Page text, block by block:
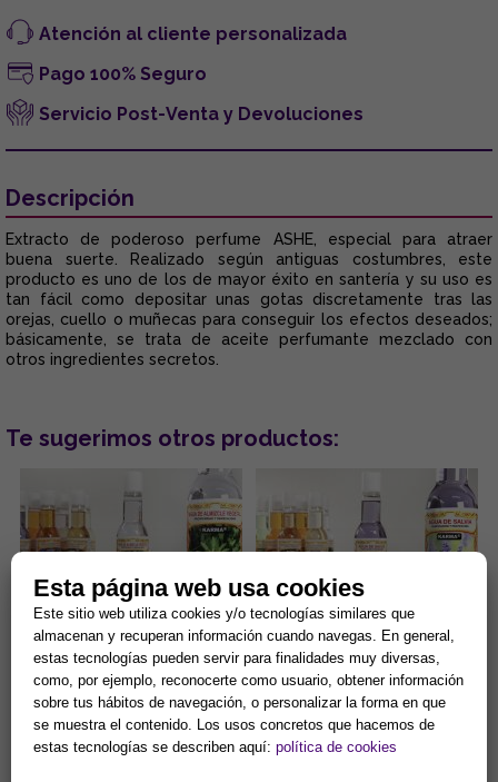
Atención al cliente personalizada
Pago 100% Seguro
Servicio Post-Venta y Devoluciones
Descripción
Extracto de poderoso perfume ASHE, especial para atraer
buena suerte. Realizado según antiguas costumbres, este
producto es uno de los de mayor éxito en santería y su uso es
tan fácil como depositar unas gotas discretamente tras las
orejas, cuello o muñecas para conseguir los efectos deseados;
básicamente, se trata de aceite perfumante mezclado con
otros ingredientes secretos.
Te sugerimos otros productos:
AGUA DE ALMIZCLE VEGETAL
200 ml. (PROSPERIDAD Y
SENSUALIDAD))
Válido para uso tópico. ...
AGUA DE SALVIA 200 ml.
(PURIFICACION Y
PROTECCION)
Válido para uso tópico. ...
Esta página web usa cookies
Este sitio web utiliza cookies y/o tecnologías similares que
almacenan y recuperan información cuando navegas. En general,
estas tecnologías pueden servir para finalidades muy diversas,
como, por ejemplo, reconocerte como usuario, obtener información
sobre tus hábitos de navegación, o personalizar la forma en que
se muestra el contenido. Los usos concretos que hacemos de
estas tecnologías se describen aquí: política de cookies